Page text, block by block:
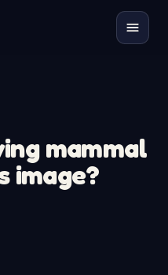
mammal
image?